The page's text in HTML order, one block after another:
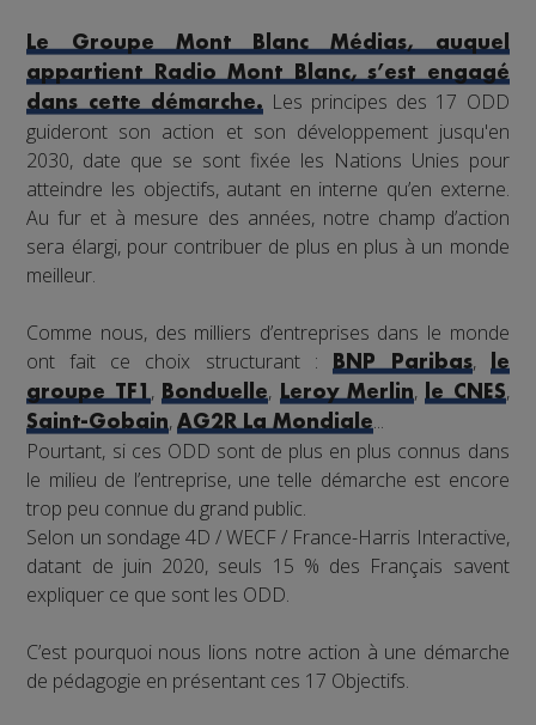
Le Groupe Mont Blanc Médias, auquel
appartient Radio Mont Blanc, s’est engagé
dans cette démarche.Les principes des 17 ODD
guideront son action et son développement jusqu'en
2030, date que se sont fixée les Nations Unies pour
atteindre les objectifs, autant en interne qu’en externe.
Au fur et à mesure des années, notre champ d’action
sera élargi, pour contribuer de plus en plus à un monde
meilleur.
Comme nous, des milliers d’entreprises dans le monde
ont fait ce choix structurant :
BNP Paribas,
le
groupe TF1 , Bonduelle, Leroy Merlin, le CNES,
Saint-Gobain,AG2R La Mondiale...
Pourtant, si ces ODD sont de plus en plus connus dans
le milieu de l’entreprise, une telle démarche est encore
trop peu connue du grand public.
Selon un sondage 4D / WECF / France-Harris Interactive,
datant de juin 2020, seuls 15 % des Français savent
expliquer ce que sont les ODD.
C’est pourquoi nous lions notre action à une démarche
de pédagogie en présentant ces 17 Objectifs.